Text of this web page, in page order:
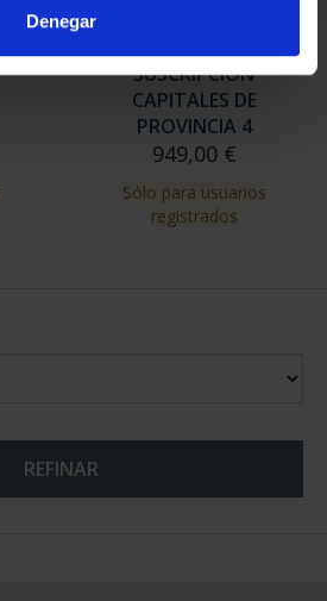
Denegar
SUSCRIPCIÓN
CAPITALES DE
PROVINCIA 4
949,00 €
Sólo para usuarios
registrados
REFINAR